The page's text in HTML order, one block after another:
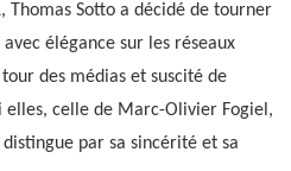
Thomas Sotto a décidé de tourner
élégance sur les réseaux
des médias et suscité de
elles, celle de Marc-Olivier Fogiel,
par sa sincérité et sa